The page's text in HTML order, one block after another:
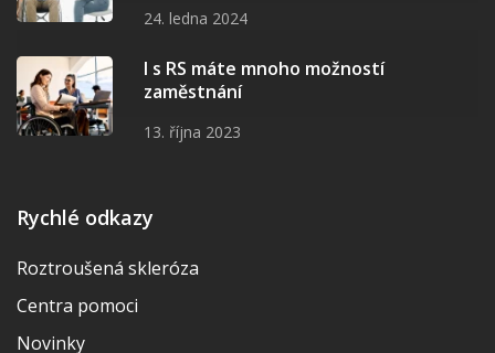
24. ledna 2024
I s RS máte mnoho možností
zaměstnání
13. října 2023
Rychlé odkazy
Roztroušená skleróza
Centra pomoci
Novinky